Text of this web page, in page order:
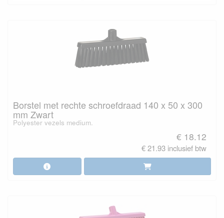
Borstel met rechte schroefdraad 140 x 50 x 300
mm Zwart
Polyester vezels medium.
€ 18.12
€ 21.93 inclusief btw